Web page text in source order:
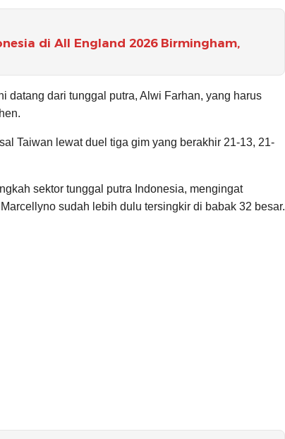
di All England 2026 Birmingham,
datang dari tunggal putra, Alwi Farhan, yang harus
Taiwan lewat duel tiga gim yang berakhir 21-13, 21-
sektor tunggal putra Indonesia, mengingat
sudah lebih dulu tersingkir di babak 32 besar.